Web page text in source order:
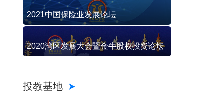
2021中国保险业发展论坛
2020湾区发展大会暨金牛股权投资论坛
投教基地